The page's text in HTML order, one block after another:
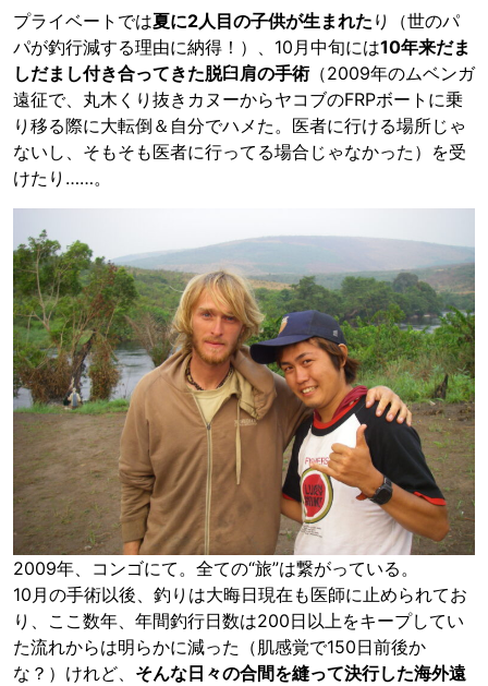
プライベートでは夏に2人目の子供が生まれた り（世のパ
パが釣行減する理由に納得！）、10月中旬には10年来だま
しだまし付き合ってきた脱臼肩の手術（2009年のムベンガ
遠征で、丸木くり抜きカヌーからヤコブのFRPボートに乗
り移る際に大転倒＆自分でハメた。医者に行ける場所じゃ
ないし、そもそも医者に行ってる場合じゃなかった）を受
けたり……。
2009年、コンゴにて。全ての“旅”は繋がっている。
10月の手術以後、釣りは大晦日現在も医師に止められてお
り、ここ数年、年間釣行日数は200日以上をキープしてい
た流れからは明らかに減った（肌感覚で150日前後か
な？）けれど、 そんな日々の合間を縫って決行した海外遠